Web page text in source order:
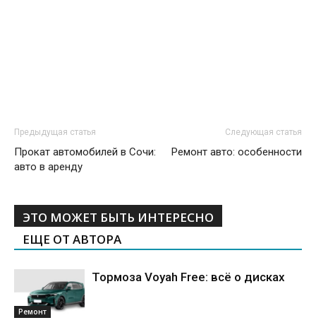
Предыдущая статья
Прокат автомобилей в Сочи:
авто в аренду
Следующая статья
Ремонт авто: особенности
ЭТО МОЖЕТ БЫТЬ ИНТЕРЕСНО
ЕЩЕ ОТ АВТОРА
Ремонт
Тормоза Voyah Free: всё о дисках